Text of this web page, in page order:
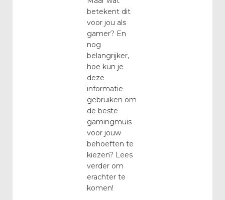
betekent dit
voor jou als
gamer? En
nog
belangrijker,
hoe kun je
deze
informatie
gebruiken om
de beste
gamingmuis
voor jouw
behoeften te
kiezen? Lees
verder om
erachter te
komen!